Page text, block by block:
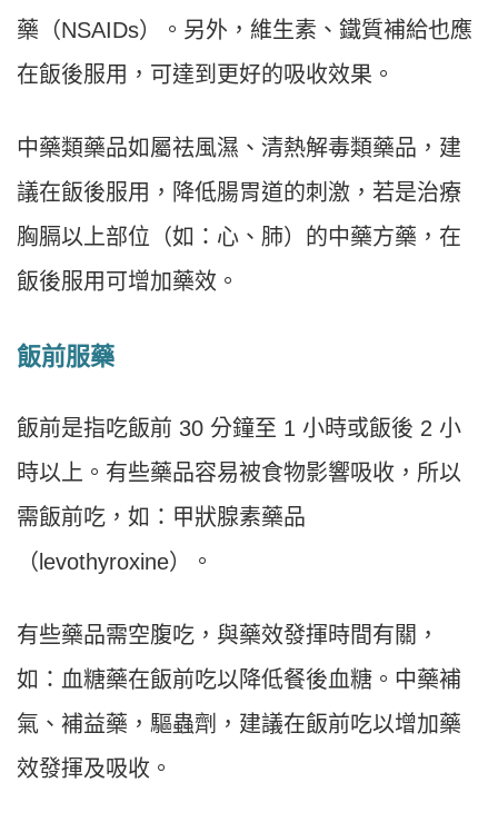
藥（NSAIDs）。另外，維生素、鐵質補給也應
在飯後服用，可達到更好的吸收效果。
中藥類藥品如屬祛風濕、清熱解毒類藥品，建
議在飯後服用，降低腸胃道的刺激，若是治療
胸膈以上部位（如：心、肺）的中藥方藥，在
飯後服用可增加藥效。
飯前服藥
飯前是指吃飯前 30 分鐘至 1 小時或飯後 2 小
時以上。有些藥品容易被食物影響吸收，所以
需飯前吃，如：甲狀腺素藥品
（levothyroxine）。
有些藥品需空腹吃，與藥效發揮時間有關，
如：血糖藥在飯前吃以降低餐後血糖。中藥補
氣、補益藥，驅蟲劑，建議在飯前吃以增加藥
效發揮及吸收。